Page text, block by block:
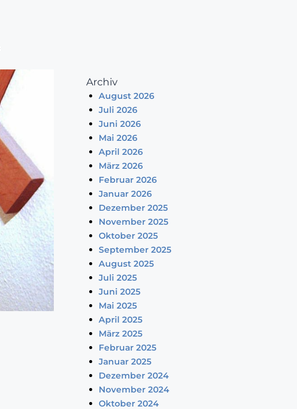
Archiv
August 2026
Juli 2026
Juni 2026
Mai 2026
April 2026
März 2026
Februar 2026
Januar 2026
Dezember 2025
November 2025
Oktober 2025
September 2025
August 2025
Juli 2025
Juni 2025
Mai 2025
April 2025
März 2025
Februar 2025
Januar 2025
Dezember 2024
November 2024
Oktober 2024